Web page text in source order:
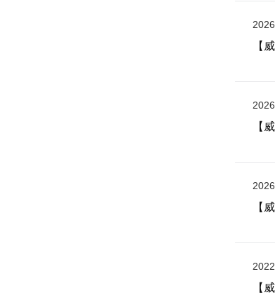
【
【
【
【